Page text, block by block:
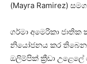
(Mayra Ramirez)
ගර්මා අමෙරිකා
නියෝජනය කර තිබෙන
ඔලිම්පික් ක්‍රීඩා